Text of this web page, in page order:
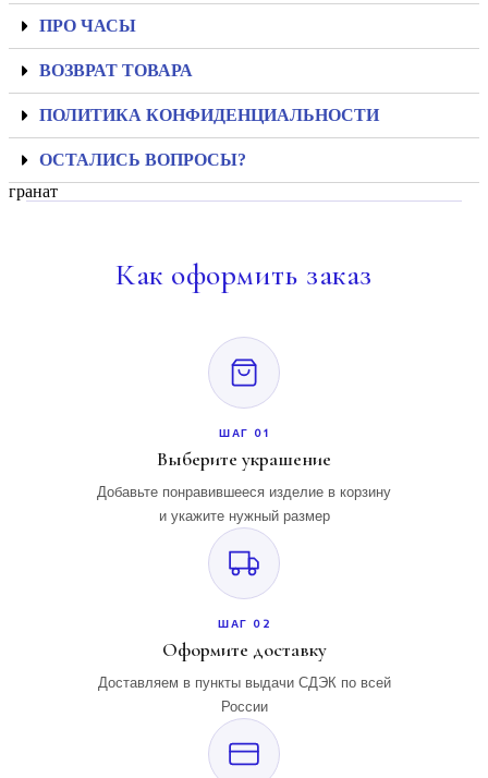
ПРО ЧАСЫ
ВОЗВРАТ ТОВАРА
ПОЛИТИКА КОНФИДЕНЦИАЛЬНОСТИ
ОСТАЛИСЬ ВОПРОСЫ?
гранат
Как оформить заказ
ШАГ 01
Выберите украшение
Добавьте понравившееся изделие в корзину
и укажите нужный размер
ШАГ 02
Оформите доставку
Доставляем в пункты выдачи СДЭК по всей
России